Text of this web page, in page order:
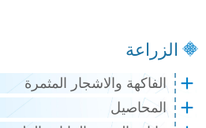
الزراعة
الفاكهة والاشجار المثمرة
المحاصيل